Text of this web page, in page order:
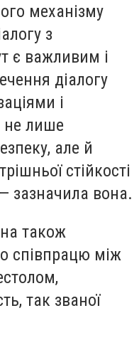
механізму
з
є важливим і
діалогу
і
не лише
але й
стійкості
зазначила вона.
також
співпрацю між
так званої